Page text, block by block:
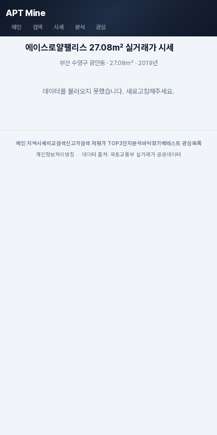
APT Mine
메인 검색 시세 분석 관심
에이스로얄팰리스 27.08m² 실거래가 시세
부산 수영구 광안동 · 27.08m² · 2019년
데이터를 불러오지 못했습니다. 새로고침해주세요.
메인| 지역시세 비교검색신고가검색 저평가 TOP3단지분석 바닥찾기 백테스트 관심목록
개인정보처리방침
· 데이터 출처: 국토교통부 실거래가 공공데이터